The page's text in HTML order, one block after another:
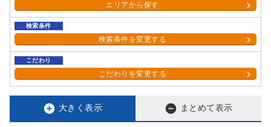
エリアから探す
検索条件
検索条件を変更する
こだわり
こだわりを変更する
 大きく表示  まとめて表示